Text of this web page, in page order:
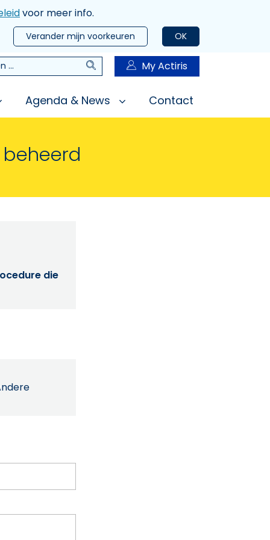
voor meer info.
OK
Verander mijn voorkeuren
Zoeken My Actiris
Agenda & News Contact
die